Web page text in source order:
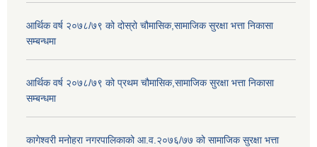
आर्थिक वर्ष २०७८/७९ को दोस्रो चौमासिक,सामाजिक सुरक्षा भत्ता निकासा
सम्बन्धमा
आर्थिक वर्ष २०७८/७९ को प्रथम चौमासिक,सामाजिक सुरक्षा भत्ता निकासा
सम्बन्धमा
कागेश्वरी मनोहरा नगरपालिकाको आ.व.२०७६/७७ को सामाजिक सुरक्षा भत्ता